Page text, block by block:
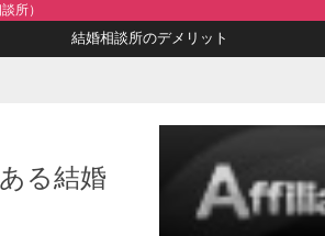
所）
結婚相談所のデメリット
る結婚